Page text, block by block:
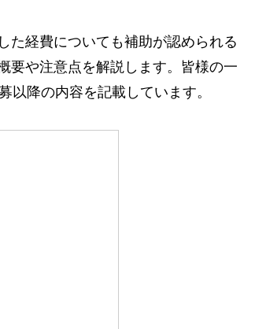
た経費についても補助が認められる
要や注意点を解説します。皆様の一
以降の内容を記載しています。